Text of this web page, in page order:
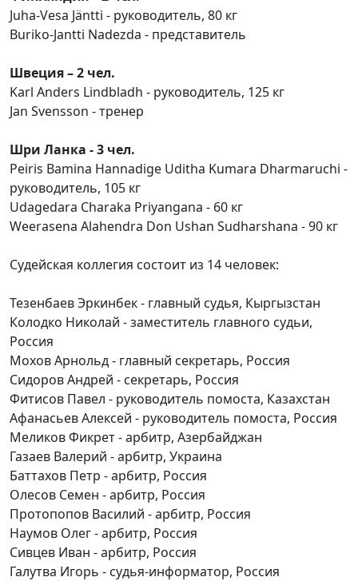
Juha-Vesa Jäntti - руководитель, 80 кг
Buriko-Jantti Nadezda - представитель
Швеция – 2 чел.
Karl Anders Lindbladh - руководитель, 125 кг
Jan Svensson - тренер
Шри Ланка - 3 чел.
Peiris Bamina Hannadige Uditha Kumara Dharmaruchi -
руководитель, 105 кг
Udagedara Charaka Priyangana - 60 кг
Weerasena Alahendra Don Ushan Sudharshana - 90 кг
Судейская коллегия состоит из 14 человек:
Тезенбаев Эркинбек - главный судья, Кыргызстан
Колодко Николай - заместитель главного судьи,
Россия
Мохов Арнольд - главный секретарь, Россия
Сидоров Андрей - секретарь, Россия
Фитисов Павел - руководитель помоста, Казахстан
Афанасьев Алексей - руководитель помоста, Россия
Меликов Фикрет - арбитр, Азербайджан
Газаев Валерий - арбитр, Украина
Баттахов Петр - арбитр, Россия
Олесов Семен - арбитр, Россия
Протопопов Василий - арбитр, Россия
Наумов Олег - арбитр, Россия
Сивцев Иван - арбитр, Россия
Галутва Игорь - судья-информатор, Россия